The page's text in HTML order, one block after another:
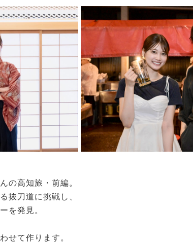
の高知旅・前編。
抜刀道に挑戦し、
を発見。
せて作ります。